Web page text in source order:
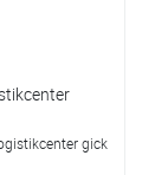
gick